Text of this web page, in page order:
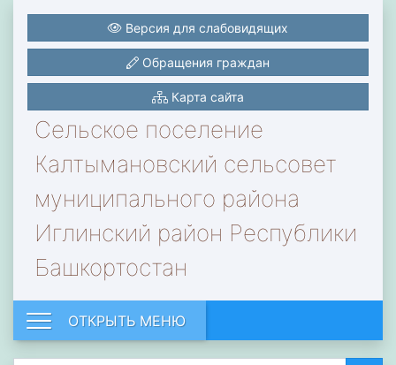
Сельское поселение
Калтымановский сельсовет
муниципального района
Иглинский район Республики
Башкортостан
Версия для слабовидящих
Обращения граждан
Карта сайта
ОТКРЫТЬ МЕНЮ